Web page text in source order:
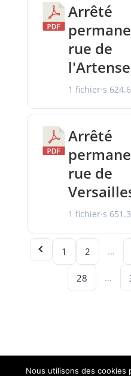
Arrêté
rue de
l'Artense
1 fichier·s
Arrêté
rue de
1 fichier·s
1 2 …
28 …
Nous utilisons des cookies